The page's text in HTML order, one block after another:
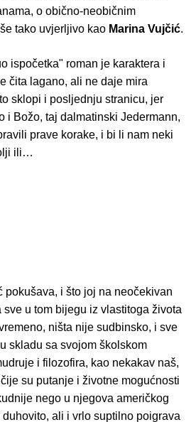
o obično-neobičnim
tako uvjerljivo kao Marina Vujčić.
ispočetka" roman je karaktera i
čita lagano, ali ne daje mira
sklopi i posljednju stranicu, jer
i Božo, taj dalmatinski Jedermann,
prave korake, i bi li nam neki
ili…
pokušava, i što joj na neočekivan
u tom bijegu iz vlastitoga života
ništa nije sudbinsko, i sve
skladu sa svojom školskom
i filozofira, kao nekakav naš,
su putanje i životne mogućnosti
nego u njegova američkog
ali i vrlo suptilno poigrava